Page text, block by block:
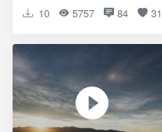
10 5757 84 31